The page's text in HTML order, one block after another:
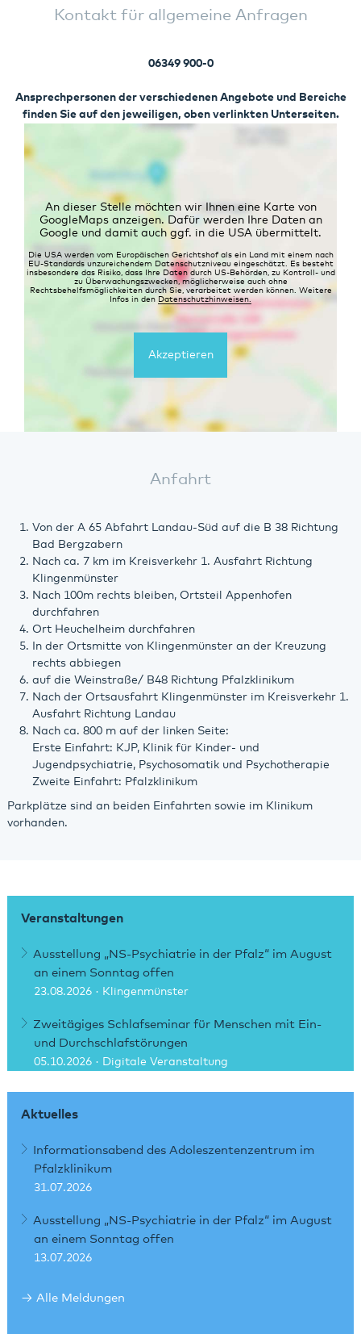
Kontakt für allgemeine Anfragen
06349 900-0
Ansprechpersonen der verschiedenen Angebote und Bereiche
finden Sie auf den jeweiligen, oben verlinkten Unterseiten.
An dieser Stelle möchten wir Ihnen eine Karte von
GoogleMaps anzeigen. Dafür werden Ihre Daten an
Google und damit auch ggf. in die USA übermittelt.
Die USA werden vom Europäischen Gerichtshof als ein Land mit einem nach
EU-Standards unzureichendem Datenschutzniveau eingeschätzt. Es besteht
insbesondere das Risiko, dass Ihre Daten durch US-Behörden, zu Kontroll- und
zu Überwachungszwecken, möglicherweise auch ohne
Rechtsbehelfsmöglichkeiten durch Sie, verarbeitet werden können. Weitere
Infos in den Datenschutzhinweisen.
Akzeptieren
Anfahrt
Von der A 65 Abfahrt Landau-Süd auf die B 38 Richtung
Bad Bergzabern
Nach ca. 7 km im Kreisverkehr 1. Ausfahrt Richtung
Klingenmünster
Nach 100m rechts bleiben, Ortsteil Appenhofen
durchfahren
Ort Heuchelheim durchfahren
In der Ortsmitte von Klingenmünster an der Kreuzung
rechts abbiegen
auf die Weinstraße/ B48 Richtung Pfalzklinikum
Nach der Ortsausfahrt Klingenmünster im Kreisverkehr 1.
Ausfahrt Richtung Landau
Nach ca. 800 m auf der linken Seite:
Erste Einfahrt: KJP, Klinik für Kinder- und
Jugendpsychiatrie, Psychosomatik und Psychotherapie
Zweite Einfahrt: Pfalzklinikum
Parkplätze sind an beiden Einfahrten sowie im Klinikum
vorhanden.
Veranstaltungen
Ausstellung „NS-Psychiatrie in der Pfalz“ im August
an einem Sonntag offen
23.08.2026 · Klingenmünster
Zweitägiges Schlafseminar für Menschen mit Ein-
und Durchschlafstörungen
05.10.2026 · Digitale Veranstaltung
Aktuelles
Informationsabend des Adoleszentenzentrum im
Pfalzklinikum
31.07.2026
Ausstellung „NS-Psychiatrie in der Pfalz“ im August
an einem Sonntag offen
13.07.2026
Alle Meldungen